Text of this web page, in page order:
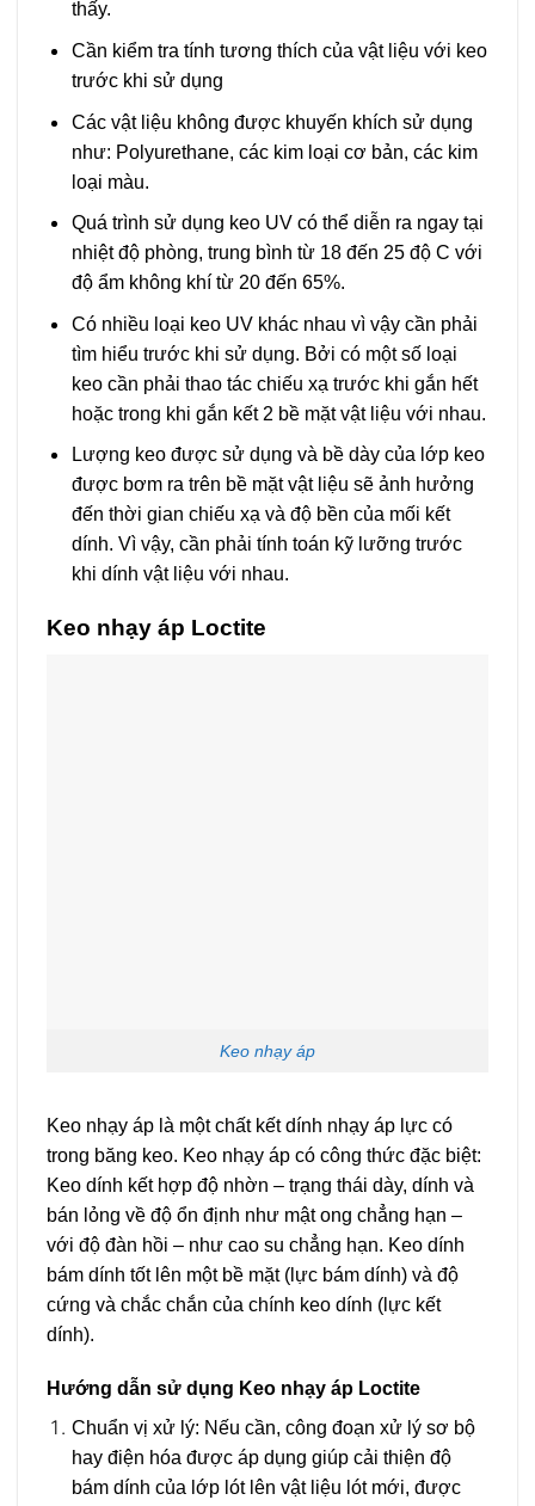
thấy.
Cần kiểm tra tính tương thích của vật liệu với keo
trước khi sử dụng
Các vật liệu không được khuyến khích sử dụng
như: Polyurethane, các kim loại cơ bản, các kim
loại màu.
Quá trình sử dụng keo UV có thể diễn ra ngay tại
nhiệt độ phòng, trung bình từ 18 đến 25 độ C với
độ ẩm không khí từ 20 đến 65%.
Có nhiều loại keo UV khác nhau vì vậy cần phải
tìm hiểu trước khi sử dụng. Bởi có một số loại
keo cần phải thao tác chiếu xạ trước khi gắn hết
hoặc trong khi gắn kết 2 bề mặt vật liệu với nhau.
Lượng keo được sử dụng và bề dày của lớp keo
được bơm ra trên bề mặt vật liệu sẽ ảnh hưởng
đến thời gian chiếu xạ và độ bền của mối kết
dính. Vì vậy, cần phải tính toán kỹ lưỡng trước
khi dính vật liệu với nhau.
Keo nhạy áp Loctite
Keo nhạy áp
Keo nhạy áp là một chất kết dính nhạy áp lực có
trong băng keo. Keo nhạy áp có công thức đặc biệt:
Keo dính kết hợp độ nhờn – trạng thái dày, dính và
bán lỏng về độ ổn định như mật ong chẳng hạn –
với độ đàn hồi – như cao su chẳng hạn. Keo dính
bám dính tốt lên một bề mặt (lực bám dính) và độ
cứng và chắc chắn của chính keo dính (lực kết
dính).
Hướng dẫn sử dụng Keo nhạy áp Loctite
Chuẩn vị xử lý: Nếu cần, công đoạn xử lý sơ bộ
hay điện hóa được áp dụng giúp cải thiện độ
bám dính của lớp lót lên vật liệu lót mới, được